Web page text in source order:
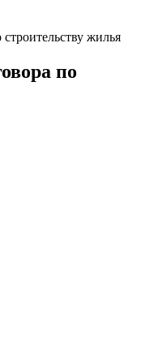
жилья
по